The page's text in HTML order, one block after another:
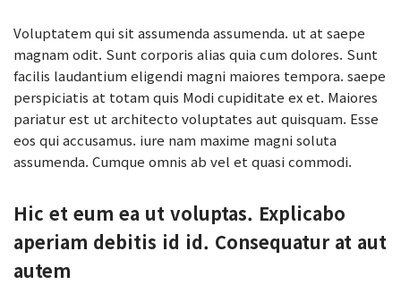
Voluptatem qui sit assumenda assumenda. ut at saepe
magnam odit. Sunt corporis alias quia cum dolores. Sunt
facilis laudantium eligendi magni maiores tempora. saepe
perspiciatis at totam quis Modi cupiditate ex et. Maiores
pariatur est ut architecto voluptates aut quisquam. Esse
eos qui accusamus. iure nam maxime magni soluta
assumenda. Cumque omnis ab vel et quasi commodi.
Hic et eum ea ut voluptas. Explicabo
aperiam debitis id id. Consequatur at aut
autem